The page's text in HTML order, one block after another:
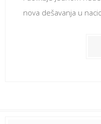
nova dešavanja u